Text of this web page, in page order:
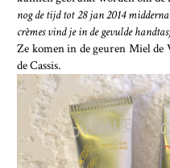
nog de tijd tot 28 jan 2014
crèmes vind je in de gevulde
Ze komen in de geuren Miel de
de Cassis.